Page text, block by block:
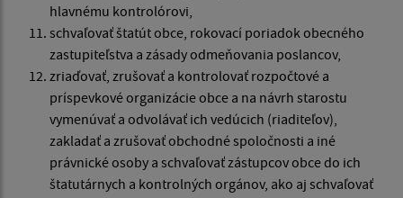
hlavnému kontrolórovi,
schvaľovať štatút obce, rokovací poriadok obecného
zastupiteľstva a zásady odmeňovania poslancov,
zriaďovať, zrušovať a kontrolovať rozpočtové a
príspevkové organizácie obce a na návrh starostu
vymenúvať a odvolávať ich vedúcich (riaditeľov),
zakladať a zrušovať obchodné spoločnosti a iné
právnické osoby a schvaľovať zástupcov obce do ich
štatutárnych a kontrolných orgánov, ako aj schvaľovať